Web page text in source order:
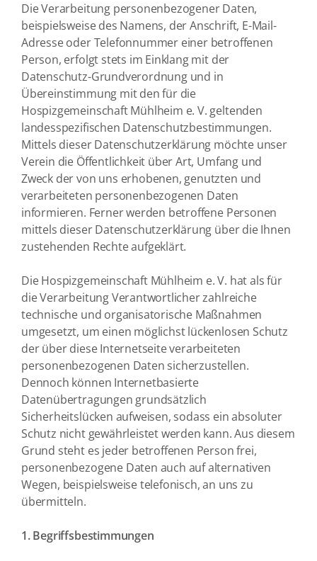
Die Verarbeitung personenbezogener Daten,
beispielsweise des Namens, der Anschrift, E-Mail-
Adresse oder Telefonnummer einer betroffenen
Person, erfolgt stets im Einklang mit der
Datenschutz-Grundverordnung und in
Übereinstimmung mit den für die
Hospizgemeinschaft Mühlheim e. V. geltenden
landesspezifischen Datenschutzbestimmungen.
Mittels dieser Datenschutzerklärung möchte unser
Verein die Öffentlichkeit über Art, Umfang und
Zweck der von uns erhobenen, genutzten und
verarbeiteten personenbezogenen Daten
informieren. Ferner werden betroffene Personen
mittels dieser Datenschutzerklärung über die Ihnen
zustehenden Rechte aufgeklärt.
Die Hospizgemeinschaft Mühlheim e. V. hat als für
die Verarbeitung Verantwortlicher zahlreiche
technische und organisatorische Maßnahmen
umgesetzt, um einen möglichst lückenlosen Schutz
der über diese Internetseite verarbeiteten
personenbezogenen Daten sicherzustellen.
Dennoch können Internetbasierte
Datenübertragungen grundsätzlich
Sicherheitslücken aufweisen, sodass ein absoluter
Schutz nicht gewährleistet werden kann. Aus diesem
Grund steht es jeder betroffenen Person frei,
personenbezogene Daten auch auf alternativen
Wegen, beispielsweise telefonisch, an uns zu
übermitteln.
1. Begriffsbestimmungen